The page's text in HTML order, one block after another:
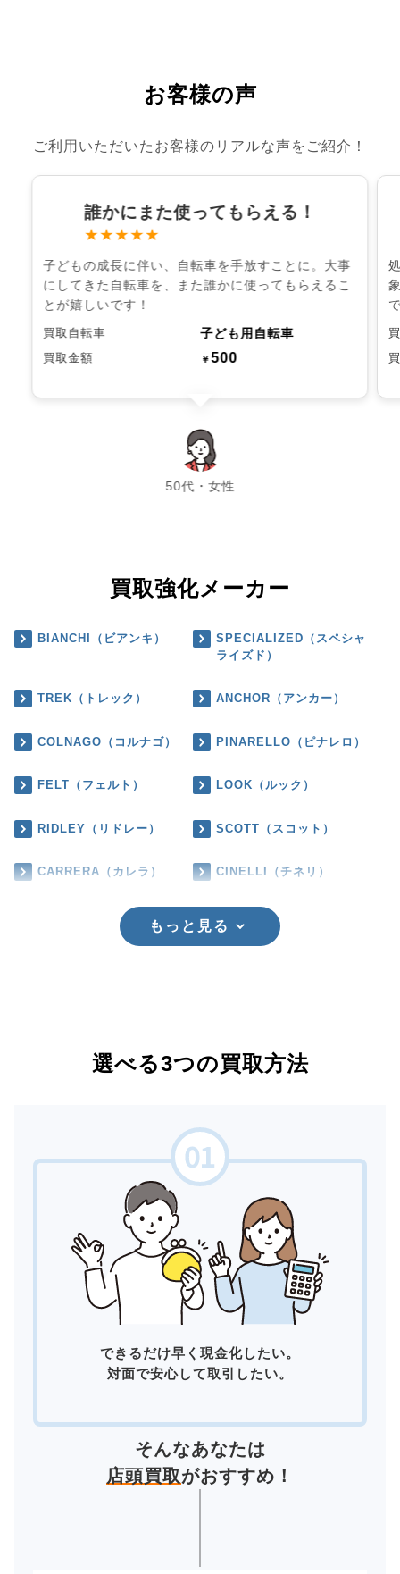
お客様の声
ご利用いただいたお客様のリアルな声をご紹介！
誰かにまた使ってもらえる！
★★★★★
子どもの成長に伴い、自転車を手放すことに。大事
にしてきた自転車を、また誰かに使ってもらえるこ
とが嬉しいです！
買取自転車 子ども用自転車
買取金額 ￥500
50代・女性
chevron_left chevron_right
買取強化メーカー
BIANCHI（ビアンキ）
SPECIALIZED（スペシャ
ライズド）
TREK（トレック） ANCHOR（アンカー）
COLNAGO（コルナゴ） PINARELLO（ピナレロ）
FELT（フェルト） LOOK（ルック）
RIDLEY（リドレー） SCOTT（スコット）
CARRERA（カレラ） CINELLI（チネリ）
もっと見る
選べる3つの買取方法
できるだけ早く現金化したい。
対面で安心して取引したい。
そんなあなたは
店頭買取がおすすめ！